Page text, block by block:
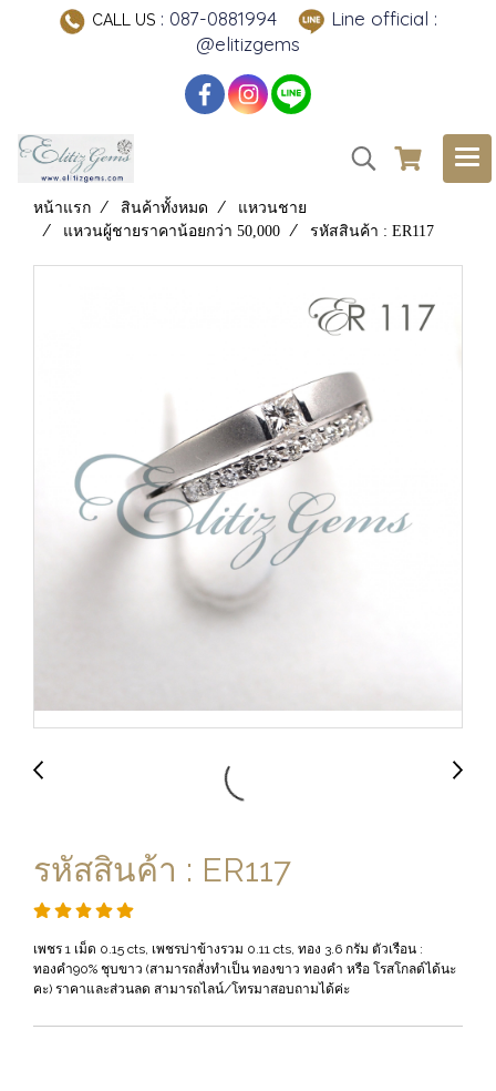
CALL US: 087-0881994
Line official :
@elitizgems
หน้าแรก สินค้าทั้งหมด
แหวนชาย
แหวนผู้ชายราคาน้อยกว่า 50,000
รหัสสินค้า : ER117
รหัสสินค้า : ER117
เพชร 1 เม็ด 0.15 cts, เพชรบ่าข้างรวม 0.11 cts, ทอง 3.6 กรัม ตัวเรือน :
ทองคำ90% ชุบขาว (สามารถสั่งทำเป็น ทองขาว ทองคำ หรือ โรสโกลด์ได้นะ
คะ) ราคาและส่วนลด สามารถไลน์/โทรมาสอบถามได้ค่ะ